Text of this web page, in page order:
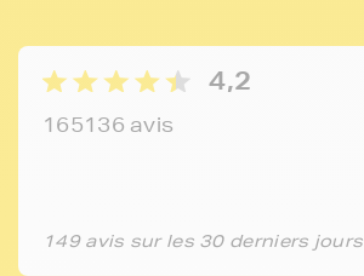
4,2
165136 avis
149 avis sur les 30 derniers jours